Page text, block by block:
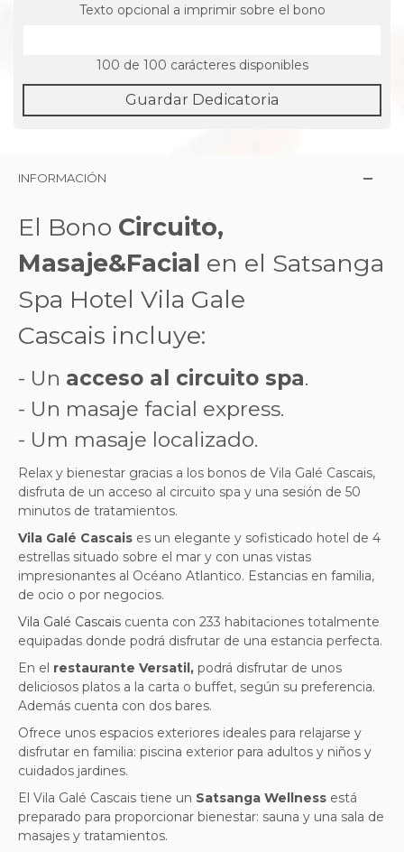
Texto opcional a imprimir sobre el bono
100 de 100 carácteres disponibles
Guardar Dedicatoria
INFORMACIÓN
El Bono Circuito,
Masaje&Facial en el Satsanga
Spa Hotel Vila Gale
Cascais incluye:
- Un acceso al circuito spa.
- Un masaje facial express.
- Um masaje localizado.
Relax y bienestar gracias a los bonos de Vila Galé Cascais,
disfruta de un acceso al circuito spa y una sesión de 50
minutos de tratamientos.
Vila Galé Cascais es un elegante y sofisticado hotel de 4
estrellas situado sobre el mar y con unas vistas
impresionantes al Océano Atlantico. Estancias en familia,
de ocio o por negocios.
Vila Galé Cascais cuenta con 233 habitaciones totalmente
equipadas donde podrá disfrutar de una estancia perfecta.
En el restaurante Versatil, podrá disfrutar de unos
deliciosos platos a la carta o buffet, según su preferencia.
Además cuenta con dos bares.
Ofrece unos espacios exteriores ideales para relajarse y
disfrutar en familia: piscina exterior para adultos y niños y
cuidados jardines.
El Vila Galé Cascais tiene un Satsanga Wellness está
preparado para proporcionar bienestar: sauna y una sala de
masajes y tratamientos.